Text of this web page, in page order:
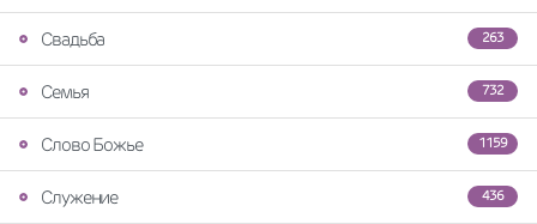
263
Свадьба
732
Семья
1159
Слово Божье
436
Служение